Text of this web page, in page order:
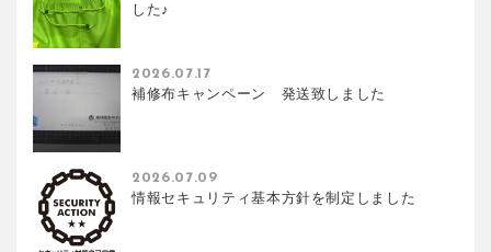
した♪
補修布キャンペーン 発送致しました
2026.07.17
情報セキュリティ基本方針を制定しました
2026.07.09